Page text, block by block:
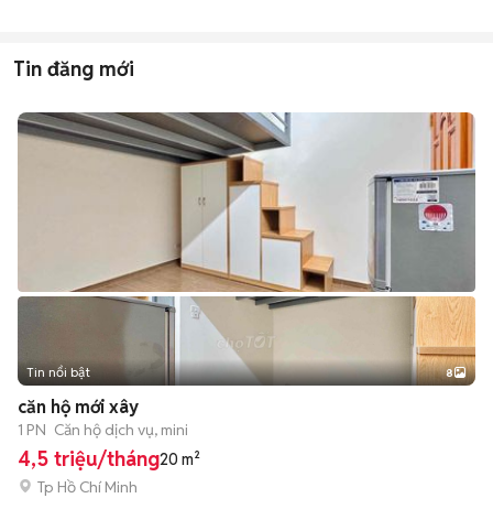
Tin đăng mới
+2
Tin nổi bật 8
căn hộ mới xây
1 PN Căn hộ dịch vụ, mini
4,5 triệu/tháng20 m²
Tp Hồ Chí Minh